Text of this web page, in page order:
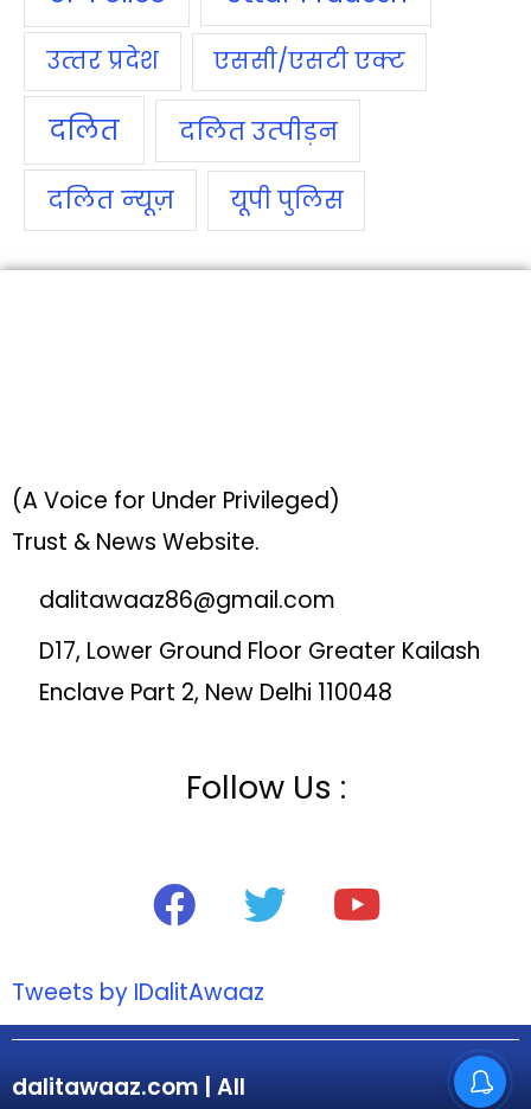
उत्‍तर प्रदेश एससी/एसटी एक्‍ट
दलित दलित उत्‍पीड़न
दलित न्‍यूज़ यूपी पुलिस
(A Voice for Under Privileged)
Trust & News Website.
dalitawaaz86@gmail.com
D17, Lower Ground Floor Greater Kailash
Enclave Part 2, New Delhi 110048
Follow Us :
Tweets by IDalitAwaaz
dalitawaaz.com | All